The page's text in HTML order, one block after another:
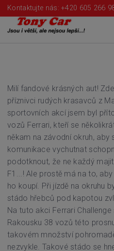
Kontaktujte nás: +420 605 266
Milí fandové krásných aut!
příznivci rudých krasavců z
sportovních akcí jsem byl
vozů Ferrari, kteří se
někam na závodní okruh, aby
komunikace vychutnat
podotknout, že ne každý
F1...! Ale prostě má na to,
ho koupí. Při jízdě na okruhu
stádo hřebců pod kapotou
Na tuto akci Ferrari
Rakousku 38 vozů této
takovém množství
nezvykle. Takové stádo se